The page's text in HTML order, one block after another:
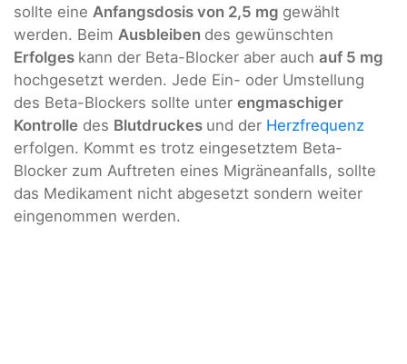
sollte eine Anfangsdosis von 2,5 mg gewählt
werden. Beim Ausbleiben des gewünschten
Erfolges kann der Beta-Blocker aber auch auf 5 mg
hochgesetzt werden. Jede Ein- oder Umstellung
des Beta-Blockers sollte unter engmaschiger
Kontrolle des Blutdruckes und der Herzfrequenz
erfolgen. Kommt es trotz eingesetztem Beta-
Blocker zum Auftreten eines Migräneanfalls, sollte
das Medikament nicht abgesetzt sondern weiter
eingenommen werden.